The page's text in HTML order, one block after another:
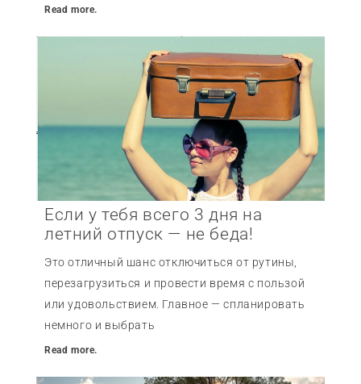
Read more.
Если у тебя всего 3 дня на
летний отпуск — не беда!
Это отличный шанс отключиться от рутины,
перезагрузиться и провести время с пользой
или удовольствием. Главное — спланировать
немного и выбрать
Read more.